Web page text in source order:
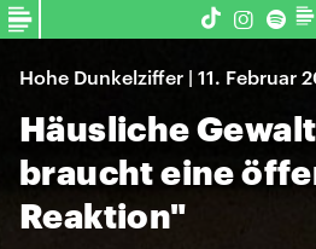
Hohe Dunkelziffer | 11. Februar
Häusliche
braucht eine
Reaktion"